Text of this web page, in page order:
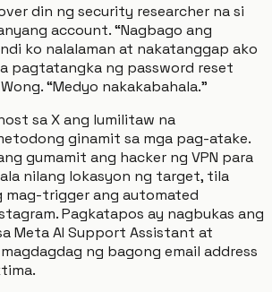
din ng security researcher na si
account. “Nagbago ang
ko nalalaman at nakatanggap ako
pagtatangka ng password reset
“Medyo nakakabahala.”
sa X ang lumilitaw na
ginamit sa mga pag-atake.
gumamit ang hacker ng VPN para
nilang lokasyon ng target, tila
mag-trigger ang automated
Pagkatapos ay nagbukas ang
Meta AI Support Assistant at
ng bagong email address